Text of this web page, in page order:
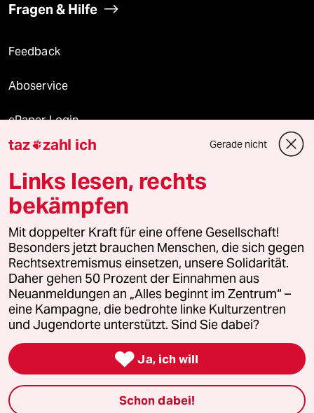
Fragen & Hilfe
Feedback
Aboservice
ePaper Login
Downloads für Abonnierende
© 2026 taz Verlags und Vertriebs GmbH
Alle Rechte vorbehalten. Bei rechtlichen Fragen oder für Genehmigungen
wenden Sie sich bitte an
lizenzen@taz.de
Feedback Redaktionsstatut Kommune-Richtlinien
Leitlinie Informant Datenschutz Impressum AGB
Seitenwende Einwilligungen widerrufen (Ads)
taz zahl ich Gerade nicht
Links lesen, rechts
bekämpfen
Mit doppelter Kraft für eine offene Gesellschaft!
Besonders jetzt brauchen Menschen, die sich gegen
Rechtsextremismus einsetzen, unsere Solidarität.
Daher gehen 50 Prozent der Einnahmen aus
Neuanmeldungen an „Alles beginnt im Zentrum“ –
eine Kampagne, die bedrohte linke Kulturzentren
und Jugendorte unterstützt. Sind Sie dabei?
 Ja, ich will
Schon dabei!